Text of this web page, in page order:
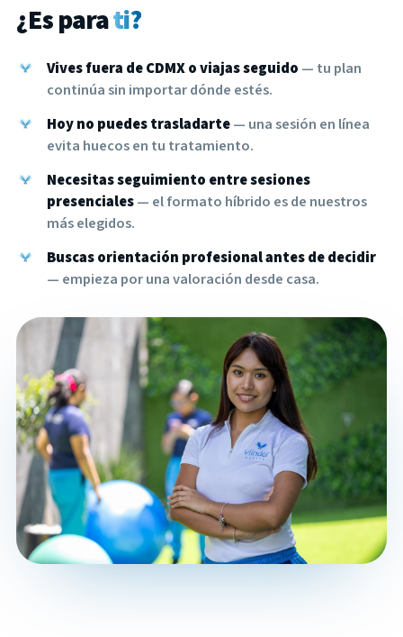
¿Es parati?
Vives fuera de CDMX o viajas seguido — tu plan
continúa sin importar dónde estés.
Hoy no puedes trasladarte— una sesión en línea
evita huecos en tu tratamiento.
Necesitas seguimiento entre sesiones
presenciales— el formato híbrido es de nuestros
más elegidos.
Buscas orientación profesional antes de decidir
— empieza por una valoración desde casa.